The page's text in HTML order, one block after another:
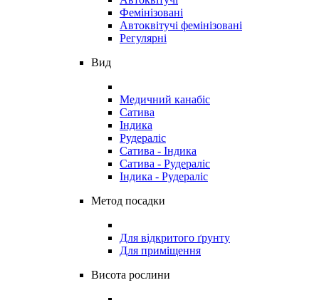
Фемінізовані
Автоквітучі фемінізовані
Регулярні
Вид
Медичний канабіс
Сатива
Індика
Рудераліс
Сатива - Індика
Сатива - Рудераліс
Індика - Рудераліс
Метод посадки
Для відкритого ґрунту
Для приміщення
Висота рослини